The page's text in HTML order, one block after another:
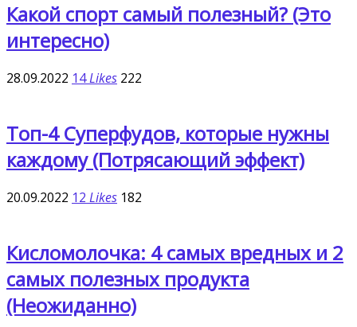
Какой спорт самый полезный? (Это
интересно)
28.09.2022 14Likes 222
Топ-4 Cуперфудов, которые нужны
каждому (Потрясающий эффект)
20.09.2022 12 Likes 182
Кисломолочка: 4 самых вредных и 2
самых полезных продукта
(Неожиданно)